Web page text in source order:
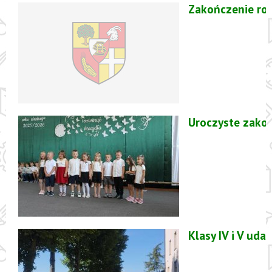
Zakończenie
Uroczyste
Klasy IV i V